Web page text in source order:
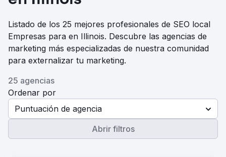
Listado de los 25 mejores profesionales de SEO local
Empresas para en Illinois. Descubre las agencias de
marketing más especializadas de nuestra comunidad
para externalizar tu marketing.
25 agencias
Ordenar por
Puntuación de agencia
Abrir filtros